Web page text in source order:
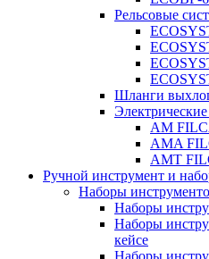
Рельсовые
Шланги
AM
AMA
AMT
Ручной инструмент и
Наборы
Наборы
Наборы
кейсе
Наборы